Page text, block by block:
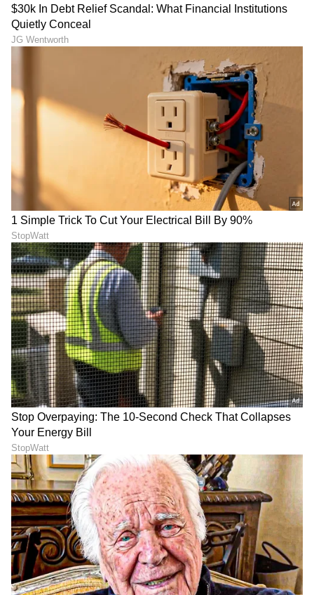
ರಾಕೇಶ್ ಅಡಿಗ ಮದುವೆ ಫಿಕ್ಸ್:
BOSS Review: 'ಬಾಸ್'
ಸಿನಿಮಾದಲ್ಲಿ ಇರೋದು ಯಾವ
ಬಾಸ್‌? ಯಾವ ಕ್ರಿಕೆಟಿಗ..? ಕಥೆ
ನೋಡಿ ನೀವೇ 'ಡಾಟ್' ಕನೆಕ್ಟ್
ಮಾಡ್ಕೊಳ್ಳಿ!
ಟ್ರೇಲರ್ ಇಲ್ಲ, ಆದರೆ ಸರ್ಪ್ರೈಸ್‌ಗೆ
ಬರವಿಲ್ಲ: ‘ಅಯೋಗ್ಯ 2’ ಬಗ್ಗೆ
ಸತೀಶ್ ನೀನಾಸಂ ಮಾತು!
ಮೊದಲ ಭಾಗಕ್ಕಿಂತ ‘ಅಯೋಗ್ಯ 2’
ಹೇಗಿರಲಿದೆ? ನಿರ್ದೇಶಕ ಮಹೇಶ್
ಕುಮಾರ್ ಹೇಳಿದ್ದೇನು?
LATEST VIDEOS
"ರಾಜಕೀಯ ಬೇಡ, ಸಿನಿಮಾನೇ ಪ್ರಾಣ":
ಕನಕೋತ್ಸವದಲ್ಲಿ ರಿಷಬ್ ಶೆಟ್ಟಿ | Rishab
Shetty speech | Suvarna News
ಶೇ.50 ರಿಂದ ಶೇ.18 ಕ್ಕೆ TAX ಇಳಿಕೆ: ಮೋದಿ-
ಟ್ರಂಪ್ ಐತಿಹಾಸಿಕ ಒಪ್ಪಂದ | India US
Trade Deal | Party Rounds